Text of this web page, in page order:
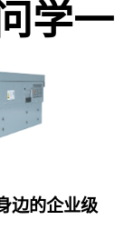
学一
边的企业级